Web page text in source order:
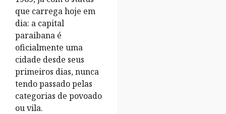
que carrega hoje em
dia: a capital
paraibana é
oficialmente uma
cidade desde seus
primeiros dias, nunca
tendo passado pelas
categorias de povoado
ou vila.